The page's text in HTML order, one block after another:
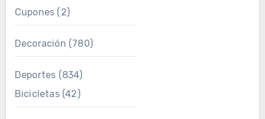
Cupones (2)
Decoración (780)
Deportes (834)
Bicicletas(42)